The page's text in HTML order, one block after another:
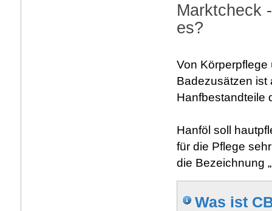
Marktcheck
es?
Von
Badezusätzen ist
Hanfbestandteile
Hanföl soll
für die Pflege
die Bezeichnung
Was ist